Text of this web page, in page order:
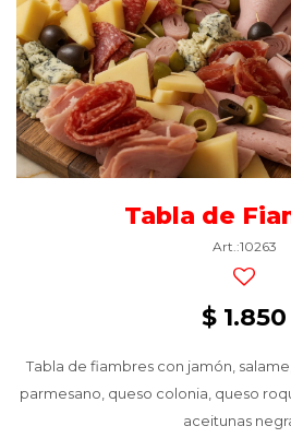
Tabla de
10263
$ 1.850
Tabla de fiambres con jamón,
parmesano, queso colonia, queso
aceitunas